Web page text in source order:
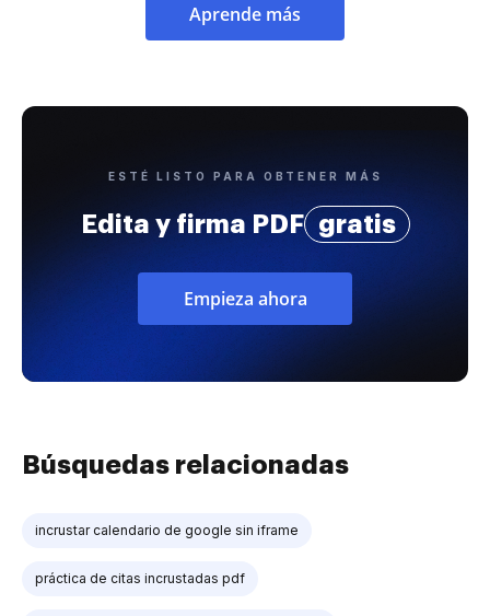
Aprende más
ESTÉ LISTO PARA OBTENER MÁS
Edita y firma PDF gratis
Empieza ahora
Búsquedas relacionadas
incrustar calendario de google sin iframe
práctica de citas incrustadas pdf